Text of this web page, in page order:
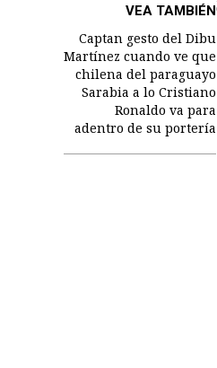
VEA TAMBIÉN
Captan gesto del Dibu
Martínez cuando ve que
chilena del paraguayo
Sarabia a lo Cristiano
Ronaldo va para
adentro de su portería